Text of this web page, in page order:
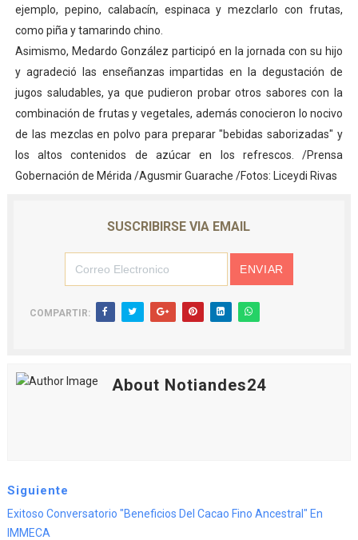
ejemplo, pepino, calabacín, espinaca y mezclarlo con frutas,
como piña y tamarindo chino.
Asimismo, Medardo González participó en la jornada con su hijo
y agradeció las enseñanzas impartidas en la degustación de
jugos saludables, ya que pudieron probar otros sabores con la
combinación de frutas y vegetales, además conocieron lo nocivo
de las mezclas en polvo para preparar "bebidas saborizadas" y
los altos contenidos de azúcar en los refrescos. /Prensa
Gobernación de Mérida /Agusmir Guarache /Fotos: Liceydi Rivas
SUSCRIBIRSE VIA EMAIL
COMPARTIR:
About Notiandes24
Siguiente
Exitoso Conversatorio "Beneficios Del Cacao Fino Ancestral" En
IMMECA